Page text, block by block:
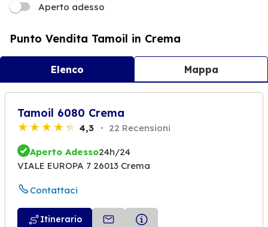
Aperto adesso
Punto Vendita Tamoil in Crema
Elenco Mappa
Tamoil 6080 Crema
4,3 22 Recensioni
Aperto Adesso24h/24
VIALE EUROPA 7 26013 Crema
Contattaci
Itinerario